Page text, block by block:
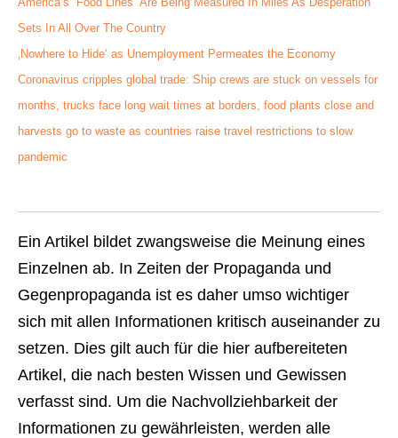
Sets In All Over The Country
‚Nowhere to Hide‘ as Unemployment Permeates the Economy
Coronavirus cripples global trade: Ship crews are stuck on vessels for
months, trucks face long wait times at borders, food plants close and
harvests go to waste as countries raise travel restrictions to slow
pandemic
Ein Artikel bildet zwangsweise die Meinung eines
Einzelnen ab. In Zeiten der Propaganda und
Gegenpropaganda ist es daher umso wichtiger
sich mit allen Informationen kritisch auseinander zu
setzen. Dies gilt auch für die hier aufbereiteten
Artikel, die nach besten Wissen und Gewissen
verfasst sind. Um die Nachvollziehbarkeit der
Informationen zu gewährleisten, werden alle